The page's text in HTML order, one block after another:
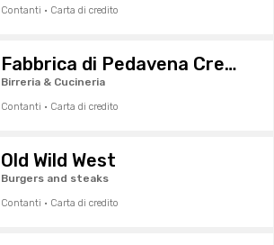
Contanti · Carta di credito
Fabbrica di Pedavena Cremona
Birreria & Cucineria
Contanti · Carta di credito
Old Wild West
Burgers and steaks
Contanti · Carta di credito